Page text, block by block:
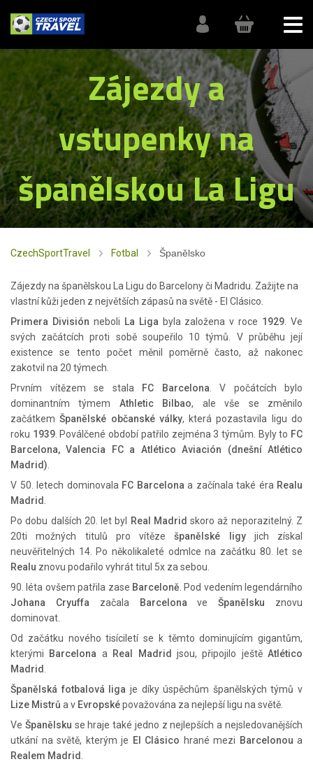
Zájezdy a
vstupenky na
španělskou La Ligu
CzechSportTravel Fotbal Španělsko
Zájezdy na španělskou La Ligu do Barcelony či Madridu. Zažijte na
vlastní kůži jeden z největších zápasů na světě - El Clásico.
Primera División neboli La Liga byla založena v roce 1929 . Ve
svých začátcích proti sobě soupeřilo 10 týmů. V průběhu její
existence se tento počet měnil poměrně často, až nakonec
zakotvil na 20 týmech.
Prvním vítězem se stala
FC Barcelona . V počátcích bylo
dominantním týmem Athletic Bilbao, ale vše se změnilo
začátkemŠpanělské občanské války, která pozastavila ligu do
roku 1939. Poválčené období patřilo zejména 3 týmům. Byly to FC
Barcelona, Valencia FC a Atlético Aviación (dnešní Atlético
Madrid)
V 50. letech dominovala FC Barcelona a začínala také éra Realu
Madrid
Po dobu dalších 20. let byl
Real Madrid skoro až neporazitelný. Z
20ti možných titulů pro vítězešpanělské ligyjich získal
neuvěřitelných 14. Po několikaleté odmlce na začátku 80. let se
Realu znovu podařilo vyhrát titul 5x za sebou.
90. léta ovšem patřila zase Barceloně . Pod vedením legendárního
Johana Cryuffa začala Barcelona veŠpanělsku znovu
dominovat.
Od začátku nového tisíciletí se k těmto dominujícím gigantům,
kterými
Barcelona a Real Madrid jsou, připojilo ještě Atlético
Madrid
Španělská fotbalová liga je díky úspěchům španělských týmů v
Lize Mistrů a v Evropsképovažována za nejlepší ligu na světě.
Ve Španělsku se hraje také jedno z nejlepších a nejsledovanějších
utkání na světě, kterým je El Clásico hrané mezi Barcelonou a
Realem Madrid